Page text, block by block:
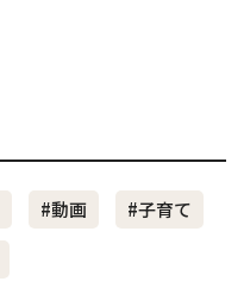
#動画
#子育て